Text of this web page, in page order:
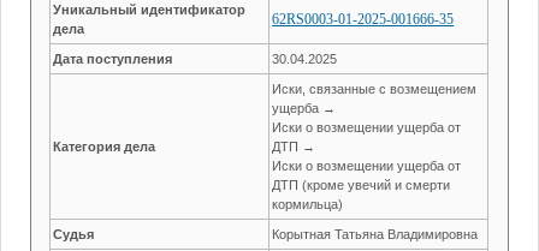
Уникальный идентификатор
дела
62RS0003-01-2025-001666-35
Дата поступления 30.04.2025
Категория дела
Иски, связанные с возмещением
ущерба →
Иски о возмещении ущерба от
ДТП →
Иски о возмещении ущерба от
ДТП (кроме увечий и смерти
кормильца)
Судья Корытная Татьяна Владимировна